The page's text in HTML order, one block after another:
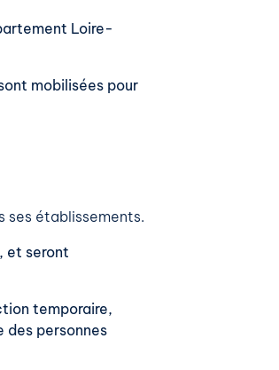
Loire-
mobilisées pour
ses établissements.
et seront
temporaire,
des personnes